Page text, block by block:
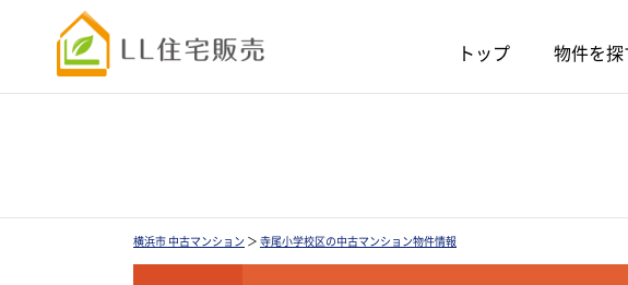
トップ 物件を探
横浜市 中古マンション ＞ 寺尾小学校区の中古マンション物件情報